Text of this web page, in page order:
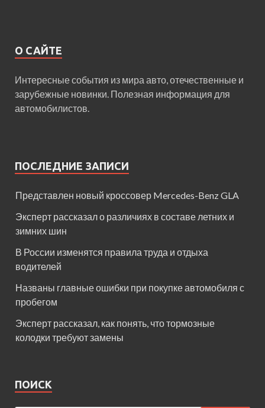
О САЙТЕ
Интересные события из мира авто, отечественные и
зарубежные новинки. Полезная информация для
автомобилистов.
ПОСЛЕДНИЕ ЗАПИСИ
Представлен новый кроссовер Mercedes-Benz GLA
Эксперт рассказал о различиях в составе летних и
зимних шин
В России изменятся правила труда и отдыха
водителей
Названы главные ошибки при покупке автомобиля с
пробегом
Эксперт рассказал, как понять, что тормозные
колодки требуют замены
ПОИСК